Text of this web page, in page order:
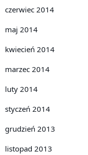
czerwiec 2014
maj 2014
kwiecień 2014
marzec 2014
luty 2014
styczeń 2014
grudzień 2013
listopad 2013